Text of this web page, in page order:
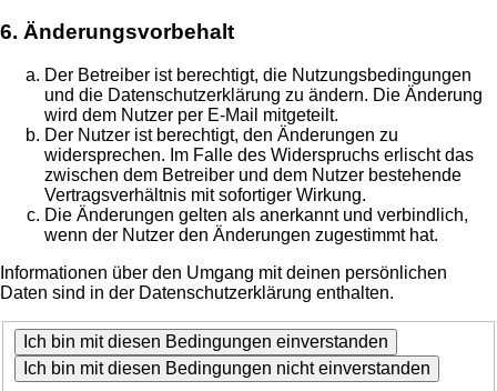
6. Änderungsvorbehalt
Der Betreiber ist berechtigt, die Nutzungsbedingungen
und die Datenschutzerklärung zu ändern. Die Änderung
wird dem Nutzer per E-Mail mitgeteilt.
Der Nutzer ist berechtigt, den Änderungen zu
widersprechen. Im Falle des Widerspruchs erlischt das
zwischen dem Betreiber und dem Nutzer bestehende
Vertragsverhältnis mit sofortiger Wirkung.
Die Änderungen gelten als anerkannt und verbindlich,
wenn der Nutzer den Änderungen zugestimmt hat.
Informationen über den Umgang mit deinen persönlichen
Daten sind in der Datenschutzerklärung enthalten.